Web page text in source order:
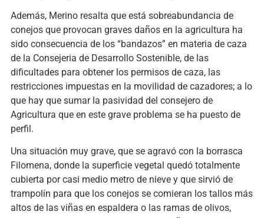
Además, Merino resalta que está sobreabundancia de
conejos que provocan graves daños en la agricultura ha
sido consecuencia de los “bandazos” en materia de caza
de la Consejeria de Desarrollo Sostenible, de las
dificultades para obtener los permisos de caza, las
restricciones impuestas en la movilidad de cazadores; a lo
que hay que sumar la pasividad del consejero de
Agricultura que en este grave problema se ha puesto de
perfil.
Una situación muy grave, que se agravó con la borrasca
Filomena, donde la superficie vegetal quedó totalmente
cubierta por casi medio metro de nieve y que sirvió de
trampolín para que los conejos se comieran los tallos más
altos de las viñas en espaldera o las ramas de olivos,